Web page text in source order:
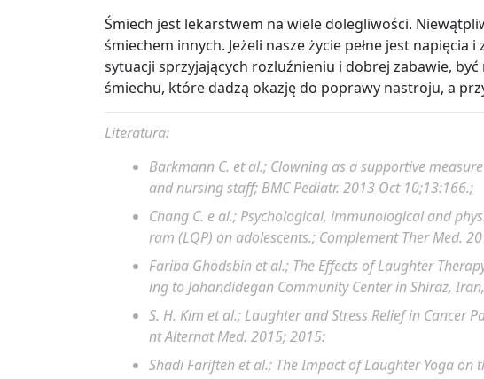
Śmiech jest lekarstwem na wiele dolegliwości.
śmiechem innych. Jeżeli nasze życie pełne jest napięcia
sytuacji sprzyjających rozluźnieniu i dobrej zabawie,
śmiechu, które dadzą okazję do poprawy nastroju, a
Literatura:
Barkmann C. et al.; Clowning as a supportive
and nursing staff; BMC Pediatr. 2013 Oct 10;13:166.;
Chang C. e al.; Psychological, immunological and
ram (LQP) on adolescents.; Complement Ther Med.
Fariba Ghodsbin et al.; The Effects of Laughter
ing to Jahandidegan Community Center in Shiraz,
S. H. Kim et al.; Laughter and Stress Relief in Cancer
nt Alternat Med. 2015; 2015:
Shadi Farifteh et al.; The Impact of Laughter Yoga on